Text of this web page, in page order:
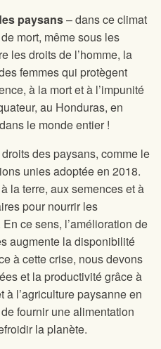
paysans– dans ce climat
mort, même sous les
les droits de l’homme, la
femmes qui protègent
à la mort et à l’impunité
au Honduras, en
le monde entier !
des paysans, comme le
unies adoptée en 2018.
la terre, aux semences et à
pour nourrir les
ce sens, l’amélioration de
augmente la disponibilité
à cette crise, nous devons
et la productivité grâce à
l’agriculture paysanne en
fournir une alimentation
la planète.